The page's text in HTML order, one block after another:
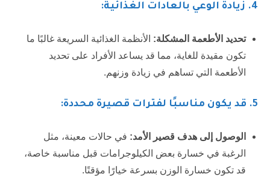
4. زيادة الوعي بالعادات الغذائية:
تحديد الأطعمة المشكلة: الأنظمة الغذائية السريعة غالبًا ما
تكون مقيدة للغاية، مما قد يساعد الأفراد على تحديد
الأطعمة التي تساهم في زيادة وزنهم.
5. قد يكون مناسبًا لفترات قصيرة محددة:
الوصول إلى هدف قصير الأمد: في حالات معينة، مثل
الرغبة في خسارة بعض الكيلوجرامات قبل مناسبة خاصة،
قد تكون خسارة الوزن بسرعة خيارًا مؤقتًا.